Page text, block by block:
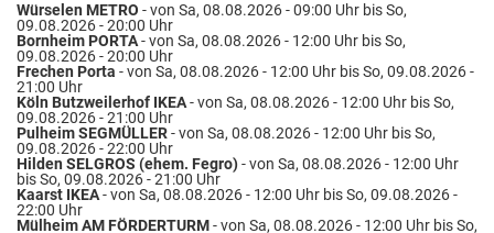
Würselen METRO - von Sa, 08.08.2026 - 09:00 Uhr bis So,
09.08.2026 - 20:00 Uhr
Bornheim PORTA- von Sa, 08.08.2026 - 12:00 Uhr bis So,
09.08.2026 - 20:00 Uhr
Frechen Porta - von Sa, 08.08.2026 - 12:00 Uhr bis So, 09.08.2026 -
21:00 Uhr
Köln Butzweilerhof IKEA- von Sa, 08.08.2026 - 12:00 Uhr bis So,
09.08.2026 - 21:00 Uhr
Pulheim SEGMÜLLER- von Sa, 08.08.2026 - 12:00 Uhr bis So,
09.08.2026 - 22:00 Uhr
Hilden SELGROS (ehem. Fegro)- von Sa, 08.08.2026 - 12:00 Uhr
bis So, 09.08.2026 - 21:00 Uhr
Kaarst IKEA- von Sa, 08.08.2026 - 12:00 Uhr bis So, 09.08.2026 -
22:00 Uhr
Mülheim AM FÖRDERTURM- von Sa, 08.08.2026 - 12:00 Uhr bis So,